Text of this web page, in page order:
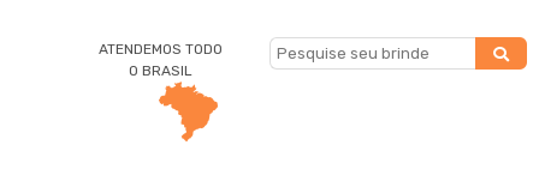
ATENDEMOS TODO
O BRASIL